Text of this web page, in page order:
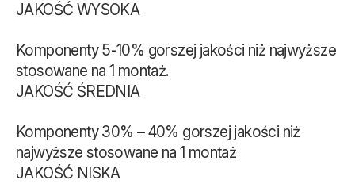
JAKOŚĆ WYSOKA
Komponenty 5-10% gorszej jakości niż najwyższe
stosowane na 1 montaż.
JAKOŚĆ ŚREDNIA
Komponenty 30% – 40% gorszej jakości niż
najwyższe stosowane na 1 montaż
JAKOŚĆ NISKA